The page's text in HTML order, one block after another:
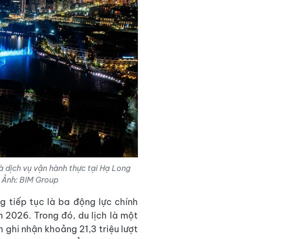
dịch vụ vận hành thực tại Hạ Long
BIM Group
tiếp tục là ba động lực chính
2026. Trong đó, du lịch là một
ghi nhận khoảng 21,3 triệu lượt